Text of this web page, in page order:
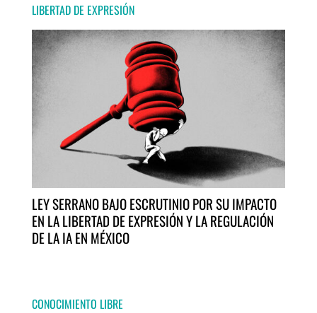
LIBERTAD DE EXPRESIÓN
LEY SERRANO BAJO ESCRUTINIO POR SU IMPACTO
EN LA LIBERTAD DE EXPRESIÓN Y LA REGULACIÓN
DE LA IA EN MÉXICO
CONOCIMIENTO LIBRE